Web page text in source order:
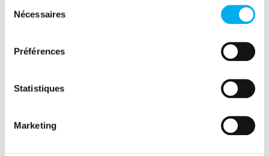
Nécessaires
Préférences
Statistiques
Marketing
vous !